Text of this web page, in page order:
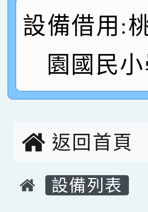
創客第三名。
賽 洪綺君教
名
賀！本校阿
倩參加桃園
名 指導老師
賀！本校四
桃園市英語
名，指導老
賀！本校參
賽 劉文瑛教
賀！本校參
創客第三名。
設備借用:
園國民
返回首頁
設備列表